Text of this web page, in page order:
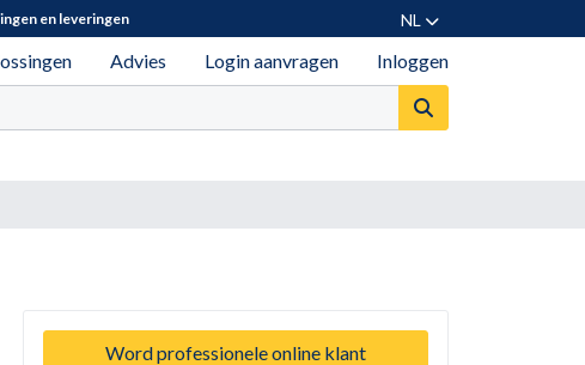
en leveringen NL
Advies Login aanvragen Inloggen
Word professionele online klant